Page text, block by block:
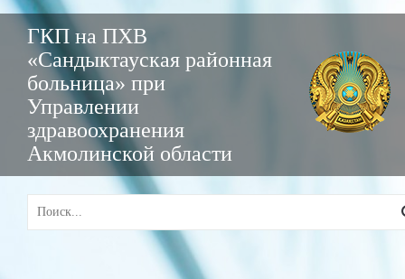
ГКП на ПХВ
«Сандыктауская районная
больница» при
Управлении
здравоохранения
Акмолинской области